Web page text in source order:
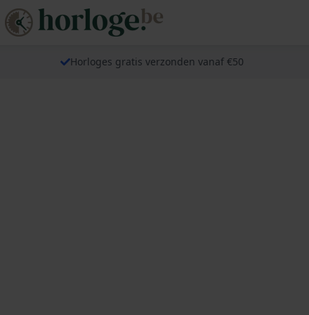
Horloges gratis verzonden vanaf €50